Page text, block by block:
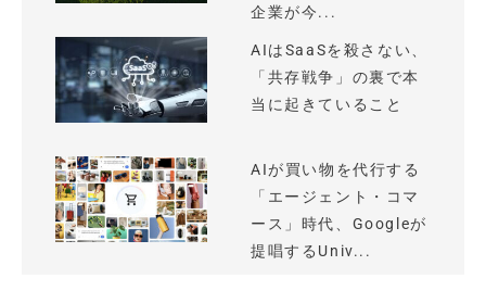
企業が今...
AIはSaaSを殺さない、
「共存戦争」の裏で本
当に起きていること
AIが買い物を代行する
「エージェント・コマ
ース」時代、Googleが
提唱するUniv...